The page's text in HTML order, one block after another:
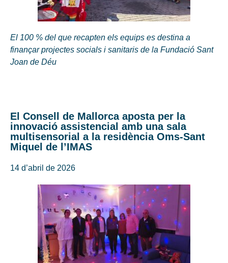
El 100 % del que recapten els equips es destina a
finançar projectes socials i sanitaris de la Fundació Sant
Joan de Déu
El Consell de Mallorca aposta per la
innovació assistencial amb una sala
multisensorial a la residència Oms-Sant
Miquel de l’IMAS
14 d’abril de 2026